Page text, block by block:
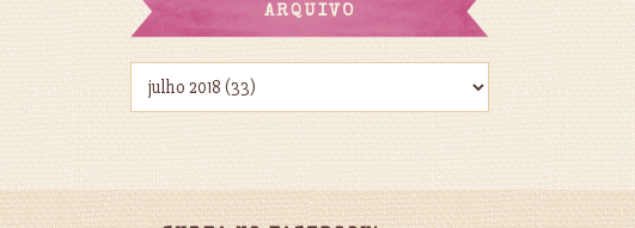
ARQUIVO